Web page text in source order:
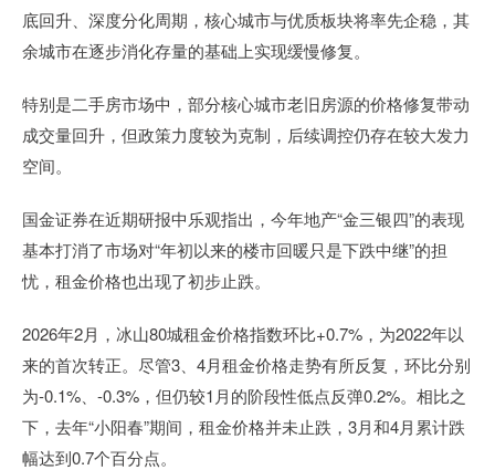
底回升、深度分化周期，核心城市与优质板块将率先企稳，其
余城市在逐步消化存量的基础上实现缓慢修复。
特别是二手房市场中，部分核心城市老旧房源的价格修复带动
成交量回升，但政策力度较为克制，后续调控仍存在较大发力
空间。
国金证券在近期研报中乐观指出，今年地产“金三银四”的表现
基本打消了市场对“年初以来的楼市回暖只是下跌中继”的担
忧，租金价格也出现了初步止跌。
2026年2月，冰山80城租金价格指数环比+0.7%，为2022年以
来的首次转正。尽管3、4月租金价格走势有所反复，环比分别
为-0.1%、-0.3%，但仍较1月的阶段性低点反弹0.2%。相比之
下，去年“小阳春”期间，租金价格并未止跌，3月和4月累计跌
幅达到0.7个百分点。